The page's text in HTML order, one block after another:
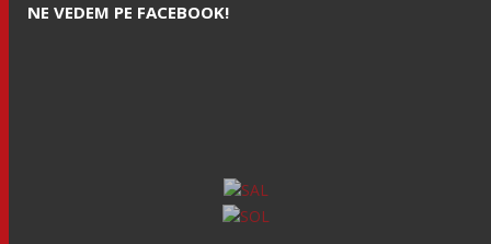
NE VEDEM PE FACEBOOK!